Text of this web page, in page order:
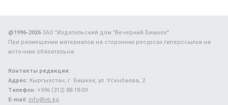
@1996-2026ЗАО "Издательский дом "Вечерний Бишкек"
При размещении материалов на сторонних ресурсах гиперссылка на
источник обязательна.
Контакты редакции:
Адрес: Кыргызстан, г. Бишкек, ул. Усенбаева, 2.
Телефон: +996 (312) 88-18-09.
E-mail: info@vb.kg